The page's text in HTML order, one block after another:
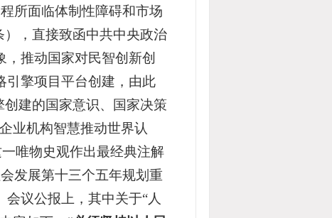
所面临体制性障碍和市场
， 直接致函中共中央政治
推动国家对民智创新创
引擎项目平台创建，由此
建的国家意识、国家决策
业机构智慧推动世界认
唯物史观作出最经典注解
发展第十三个五年规划重
议公报上，其中关于“人